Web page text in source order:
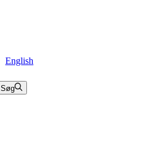
English
Søg